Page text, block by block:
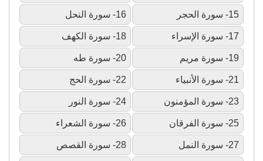
15- سورة الحجر 16- سورة النحل
17- سورة الإسراء 18- سورة الكهف
19- سورة مريم 20- سورة طه
21- سورة الأنبياء 22- سورة الحج
23- سورة المؤمنون 24- سورة النور
25- سورة الفرقان 26- سورة الشعراء
27- سورة النمل 28- سورة القصص